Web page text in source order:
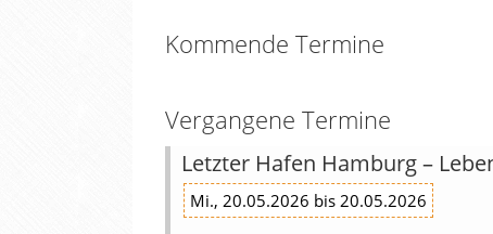
Kommende Termine
Vergangene Termine
Letzter Hafen Hamburg –
Mi., 20.05.2026 bis 20.05.2026